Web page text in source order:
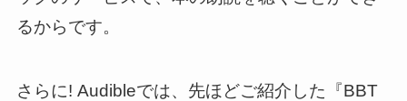
るからです。
さらに! Audibleでは、先ほどご紹介した『BBT